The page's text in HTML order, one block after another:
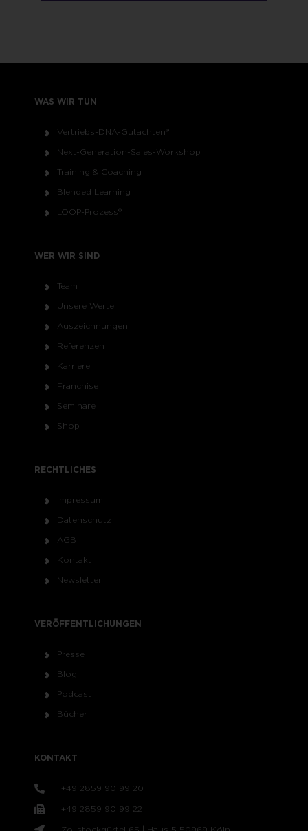
WAS WIR TUN
Vertriebs-DNA-Gutachten®
Next-Generation-Sales-Workshop
Training & Coaching
Blended Learning
LOOP-Prozess®
WER WIR SIND
Team
Unsere Werte
Auszeichnungen
Referenzen
Karriere
Franchise
Seminare
Shop
RECHTLICHES
Impressum
Datenschutz
AGB
Kontakt
Newsletter
VERÖFFENTLICHUNGEN
Presse
Blog
Podcast
Bücher
KONTAKT
+49 2859 90 99 20
+49 2859 90 99 22